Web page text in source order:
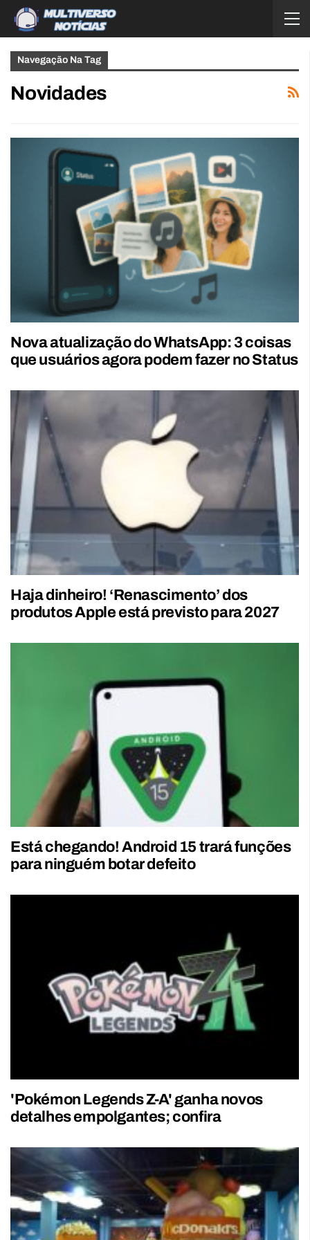
Navegação Na Tag
Novidades
Nova atualização do WhatsApp: 3 coisas
que usuários agora podem fazer no Status
Haja dinheiro! ‘Renascimento’ dos
produtos Apple está previsto para 2027
Está chegando! Android 15 trará funções
para ninguém botar defeito
'Pokémon Legends Z-A' ganha novos
detalhes empolgantes; confira